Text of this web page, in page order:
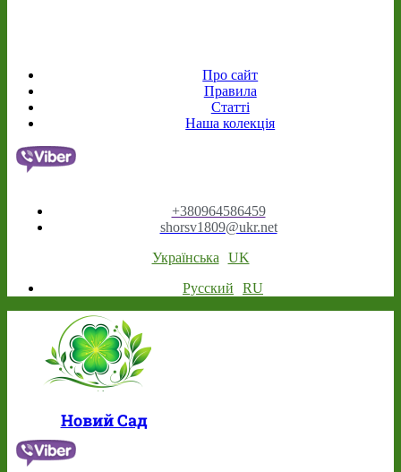
Про сайт
Правила
Статті
Наша колекція
+380964586459
shorsv1809@ukr.net
Українська
UK
Русский
RU
Новий Сад